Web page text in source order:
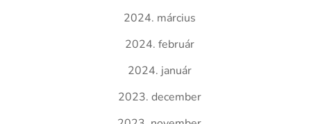
2024. március
2024. február
2024. január
2023. december